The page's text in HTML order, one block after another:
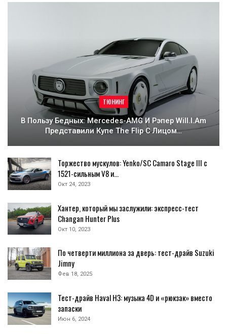
ТЮНИНГ
В Пользу Бедных: Mercedes-AMG И Рэпер Will.i.am
Представили Купе The Flip С Лицом…
Торжество мускулов: Yenko/SC Camaro Stage III с
1521-сильным V8 и…
Окт 24, 2023
Хантер, который мы заслужили: экспресс-тест
Changan Hunter Plus
Окт 10, 2023
По четверти миллиона за дверь: тест-драйв Suzuki
Jimny
Фев 18, 2025
Тест-драйв Haval H3: музыка 4D и «рюкзак» вместо
запаски
Июн 6, 2024